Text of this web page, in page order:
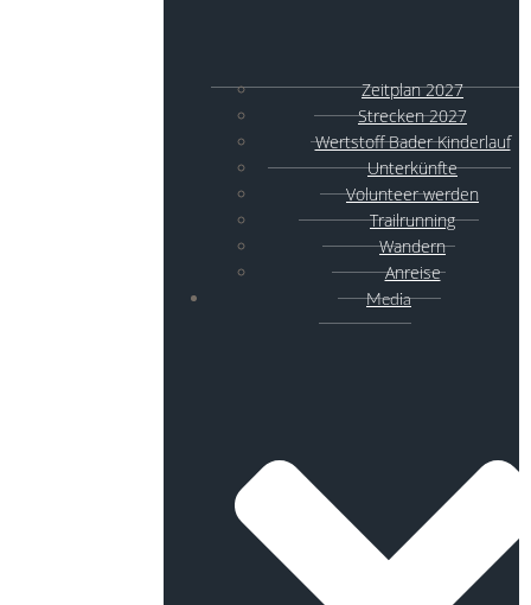
Zeitplan 2027
Strecken 2027
Wertstoff Bader Kinderlauf
Unterkünfte
Volunteer werden
Trailrunning
Wandern
Anreise
Media